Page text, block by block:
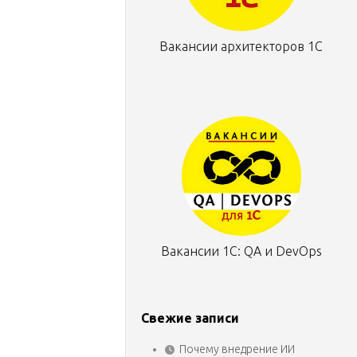
Вакансии архитекторов 1С
Вакансии 1С: QA и DevOps
Свежие записи
Почему внедрение ИИ